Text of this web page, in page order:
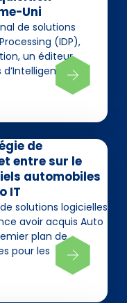
Uni
de solutions
(IDP),
un éditeur
de
entre sur le
automobiles
IT
solutions logicielles
avoir acquis Auto
plan de
pour les